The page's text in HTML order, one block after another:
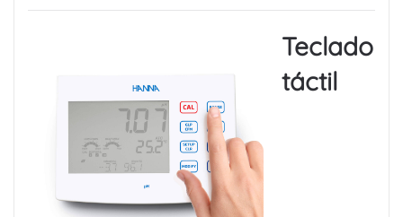
Teclado
táctil